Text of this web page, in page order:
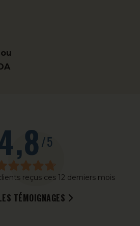
/5
reçus ces 12 derniers mois
TÉMOIGNAGES